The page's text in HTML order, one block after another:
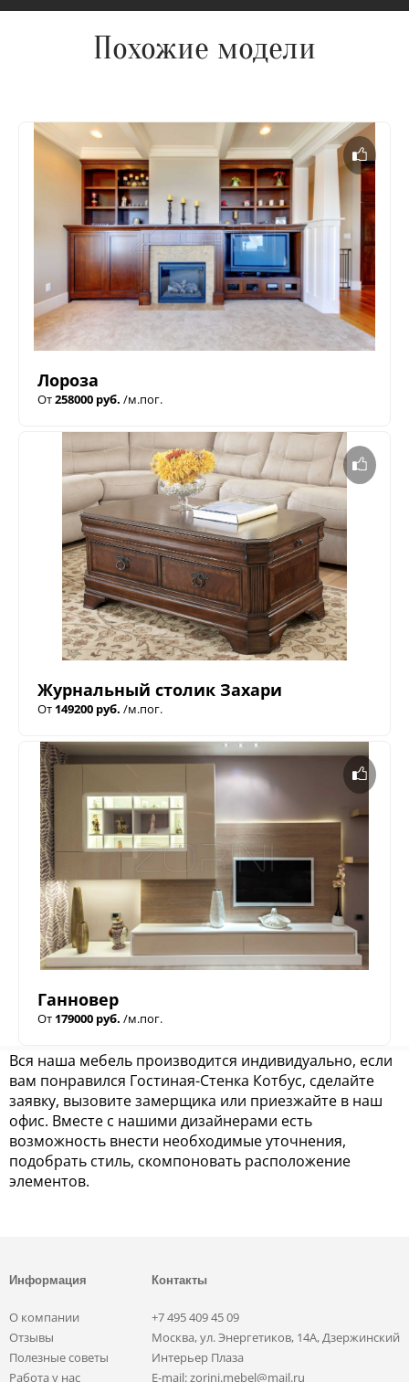
Похожие модели
Лороза
От258000 руб. /м.пог.
Журнальный столик Захари
От 149200 руб. /м.пог.
Ганновер
От 179000 руб. /м.пог.
Вся наша мебель производится индивидуально, если
вам понравился Гостиная-Стенка Котбус, сделайте
заявку, вызовите замерщика или приезжайте в наш
офис. Вместе с нашими дизайнерами есть
возможность внести необходимые уточнения,
подобрать стиль, скомпоновать расположение
элементов.
Информация
О компании
Отзывы
Полезные советы
Работа у нас
Контакты
+7 495 409 45 09
Москва, ул. Энергетиков, 14А, Дзержинский
Интерьер Плаза
E-mail: zorini.mebel@mail.ru